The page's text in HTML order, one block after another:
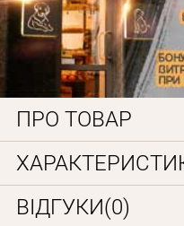
ПРО ТОВАР
ВІДГУКИ(0)
Особисті дані